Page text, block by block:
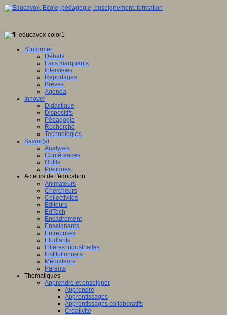
S'informer
Débats
Faits marquants
Interviews
Reportages
Brèves
Agenda
Innover
Didactique
Dispositifs
Pédagogie
Recherche
Technologies
Savoir(s)
Analyses
Conférences
Outils
Pratiques
Acteurs de l'éducation
Animateurs
Chercheurs
Collectivités
Editeurs
EdTech
Encadrement
Enseignants
Entreprises
Etudiants
Filières industrielles
Institutionnels
Médiateurs
Parents
Thématiques
Apprendre et enseigner
Apprendre
Apprentissages
Apprentissages collaboratifs
Créativité